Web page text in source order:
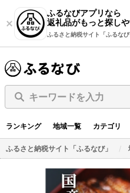
ふるなびアプリなら
返礼品がもっと探しや
ふるさと納税サイト「ふるなび
キーワードを入力
ランキング 地域一覧 カテゴリ
ふるさと納税サイト「ふるなび」